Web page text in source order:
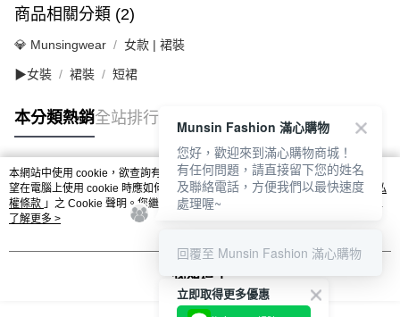
商品相關分類 (2)
💎 Munsingwear 女款 | 裙裝
▶女裝 裙裝 短裙
本分類熱銷全站排行
熱門標籤
本網站中使用 cookie，欲查詢有關本網站使用 cookie 方式之詳情，及若您不希
望在電腦上使用 cookie 時應如何變更電腦的 cookie 設定，請參閱本網站「
隱私
權條款 」之 Cookie 聲明。您繼續使用本網站即表示您同意本公司得按本網站使
用條款之 Cookie 聲明使用 cookie。
了解更多 >
我知道了
立即取得更多優惠
Munsin Fashion 滿心購物
您好，歡迎來到滿心購物商城！
有任何問題，請直接留下您的姓名
及聯絡電話，方便我們以最快速度
處理喔~
回覆至 Munsin Fashion 滿心購物